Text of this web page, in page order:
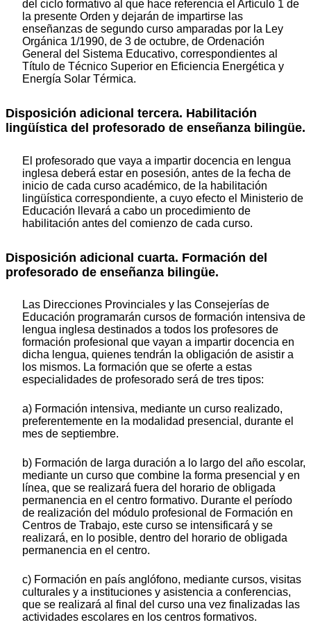
del ciclo formativo al que hace referencia el Artículo 1 de
la presente Orden y dejarán de impartirse las
enseñanzas de segundo curso amparadas por la Ley
Orgánica 1/1990, de 3 de octubre, de Ordenación
General del Sistema Educativo, correspondientes al
Título de Técnico Superior en Eficiencia Energética y
Energía Solar Térmica.
Disposición adicional tercera. Habilitación
lingüística del profesorado de enseñanza bilingüe.
El profesorado que vaya a impartir docencia en lengua
inglesa deberá estar en posesión, antes de la fecha de
inicio de cada curso académico, de la habilitación
lingüística correspondiente, a cuyo efecto el Ministerio de
Educación llevará a cabo un procedimiento de
habilitación antes del comienzo de cada curso.
Disposición adicional cuarta. Formación del
profesorado de enseñanza bilingüe.
Las Direcciones Provinciales y las Consejerías de
Educación programarán cursos de formación intensiva de
lengua inglesa destinados a todos los profesores de
formación profesional que vayan a impartir docencia en
dicha lengua, quienes tendrán la obligación de asistir a
los mismos. La formación que se oferte a estas
especialidades de profesorado será de tres tipos:
a) Formación intensiva, mediante un curso realizado,
preferentemente en la modalidad presencial, durante el
mes de septiembre.
b) Formación de larga duración a lo largo del año escolar,
mediante un curso que combine la forma presencial y en
línea, que se realizará fuera del horario de obligada
permanencia en el centro formativo. Durante el período
de realización del módulo profesional de Formación en
Centros de Trabajo, este curso se intensificará y se
realizará, en lo posible, dentro del horario de obligada
permanencia en el centro.
c) Formación en país anglófono, mediante cursos, visitas
culturales y a instituciones y asistencia a conferencias,
que se realizará al final del curso una vez finalizadas las
actividades escolares en los centros formativos.